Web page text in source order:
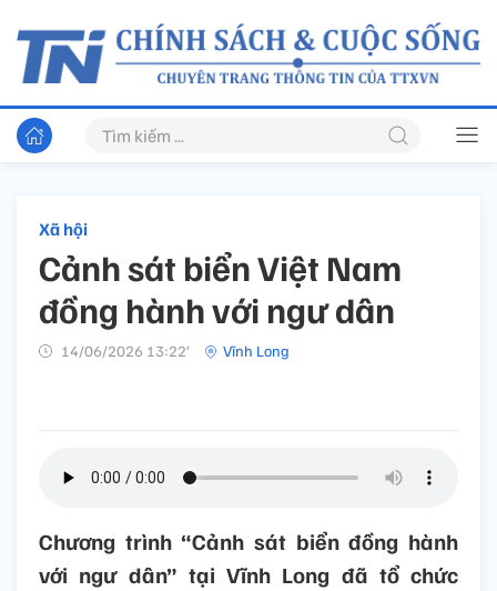
Xã hội
Cảnh sát biển Việt Nam
đồng hành với ngư dân
14/06/2026 13:22’ Vĩnh Long
Chương trình “Cảnh sát biển đồng hành
với ngư dân” tại Vĩnh Long đã tổ chức